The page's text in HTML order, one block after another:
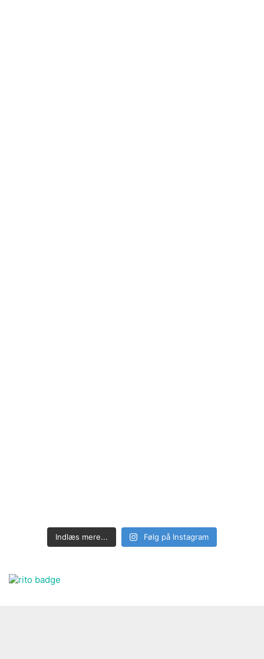
Indlæs mere... Følg på Instagram